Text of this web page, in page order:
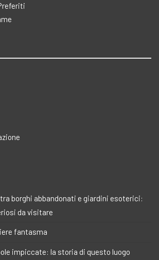
borghi abbandonati e giardini esoterici:
da visitare
fantasma
impiccate: la storia di questo luogo